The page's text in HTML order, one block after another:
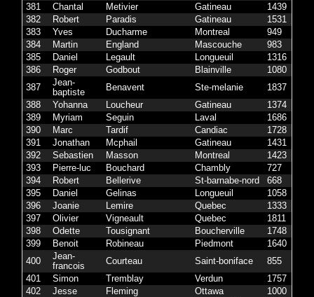
381
Chantal Metivier Gatineau 1439
382
Robert Paradis Gatineau 1531
383
Yves Ducharme Montreal 949
384
Martin England Mascouche 983
385
Daniel Legault Longueuil 1316
386
Roger Godbout Blainville 1080
387
Jean-
baptiste
Benavent Ste-melanie 1837
388
Yohanna Loucheur Gatineau 1374
389
Myriam Seguin Laval 1686
390
Marc Tardif Candiac 1728
391
Jonathan Mcphail Gatineau 1431
392
Sebastien Masson Montreal 1423
393
Pierre-luc Bouchard Chambly 727
394
Robert Bellerive St-barnabe-nord 668
395
Daniel Gelinas Longueuil 1058
396
Joanie Lemire Quebec 1333
397
Olivier Vigneault Quebec 1811
398
Odette Tousignant Boucherville 1748
399
Benoit Robineau Piedmont 1640
400
Jean-
francois
Courteau Saint-boniface 855
401
Simon Tremblay Verdun 1757
402
Jesse Fleming Ottawa 1000